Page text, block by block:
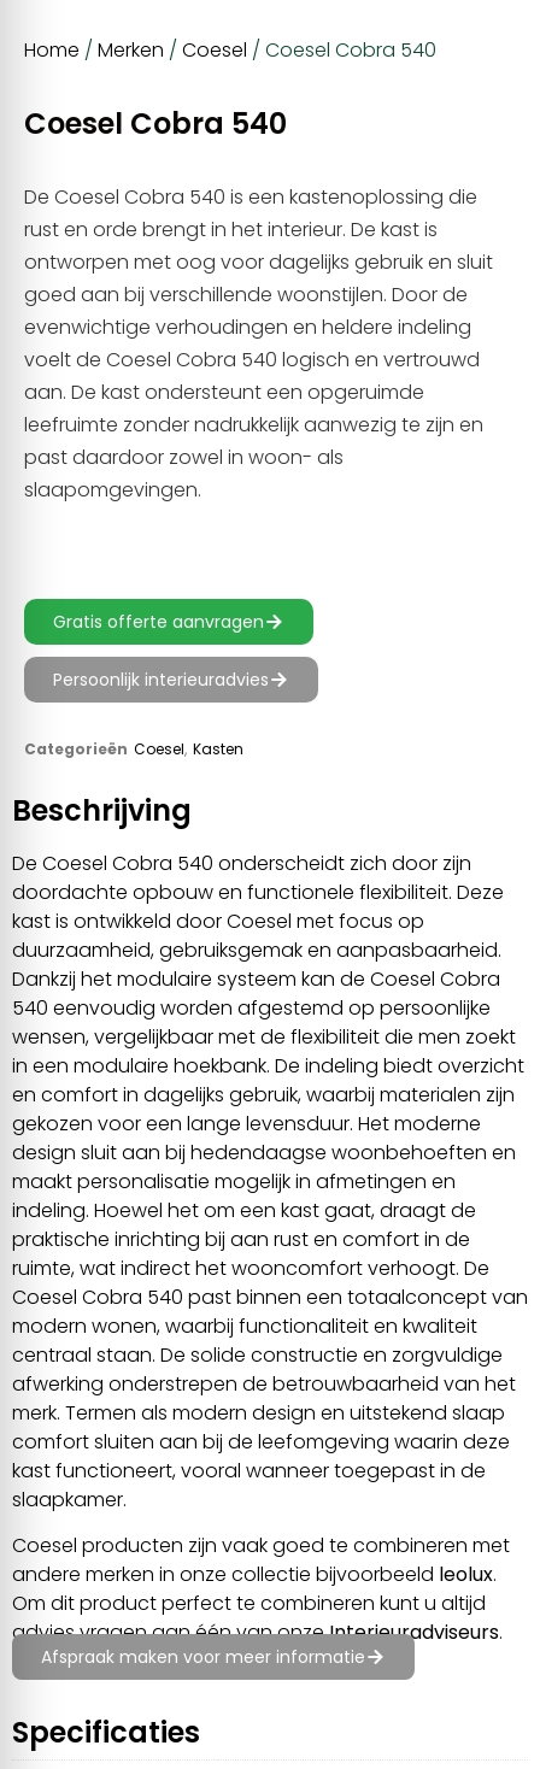
Home / Merken / Coesel / Coesel Cobra 540
Coesel Cobra 540
De Coesel Cobra 540 is een kastenoplossing die
rust en orde brengt in het interieur. De kast is
ontworpen met oog voor dagelijks gebruik en sluit
goed aan bij verschillende woonstijlen. Door de
evenwichtige verhoudingen en heldere indeling
voelt de Coesel Cobra 540 logisch en vertrouwd
aan. De kast ondersteunt een opgeruimde
leefruimte zonder nadrukkelijk aanwezig te zijn en
past daardoor zowel in woon- als
slaapomgevingen.
Gratis offerte aanvragen
Persoonlijk interieuradvies
Categorieën Coesel, Kasten
Beschrijving
De Coesel Cobra 540 onderscheidt zich door zijn
doordachte opbouw en functionele flexibiliteit. Deze
kast is ontwikkeld door Coesel met focus op
duurzaamheid, gebruiksgemak en aanpasbaarheid.
Dankzij het modulaire systeem kan de Coesel Cobra
540 eenvoudig worden afgestemd op persoonlijke
wensen, vergelijkbaar met de flexibiliteit die men zoekt
in een modulaire hoekbank. De indeling biedt overzicht
en comfort in dagelijks gebruik, waarbij materialen zijn
gekozen voor een lange levensduur. Het moderne
design sluit aan bij hedendaagse woonbehoeften en
maakt personalisatie mogelijk in afmetingen en
indeling. Hoewel het om een kast gaat, draagt de
praktische inrichting bij aan rust en comfort in de
ruimte, wat indirect het wooncomfort verhoogt. De
Coesel Cobra 540 past binnen een totaalconcept van
modern wonen, waarbij functionaliteit en kwaliteit
centraal staan. De solide constructie en zorgvuldige
afwerking onderstrepen de betrouwbaarheid van het
merk. Termen als modern design en uitstekend slaap
comfort sluiten aan bij de leefomgeving waarin deze
kast functioneert, vooral wanneer toegepast in de
slaapkamer.
Coesel producten zijn vaak goed te combineren met
andere merken in onze collectie bijvoorbeeld leolux.
Om dit product perfect te combineren kunt u altijd
advies vragen aan één van onzeInterieuradviseurs.
Afspraak maken voor meer informatie
Specificaties